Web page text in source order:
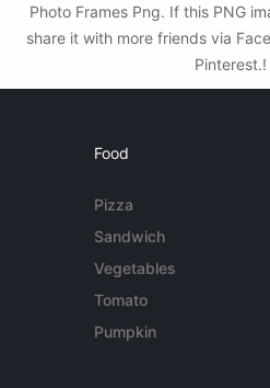
Photo Frames Png. If this PNG
share it with more friends via
Pinterest.!
Food
Pizza
Sandwich
Vegetables
Tomato
Pumpkin